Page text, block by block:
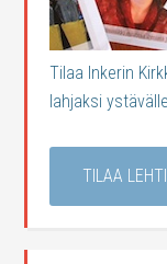
Tilaa Inkerin
lahjaksi
TILAA LEHTI